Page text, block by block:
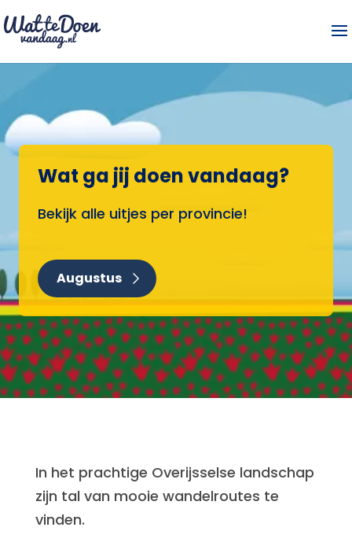
Wat ga jij doen vandaag?
Bekijk alle uitjes per provincie!
Augustus
In het prachtige Overijsselse landschap
zijn tal van mooie wandelroutes te
vinden.